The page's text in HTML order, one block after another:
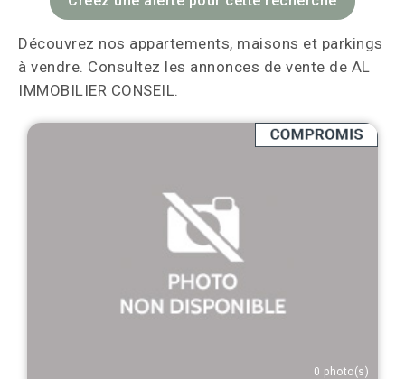
Découvrez nos appartements, maisons et parkings
à vendre. Consultez les annonces de vente de AL
IMMOBILIER CONSEIL.
0 photo(s)